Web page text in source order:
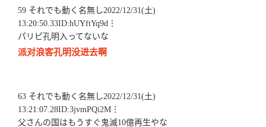
59 それでも動く名無し2022/12/31(土)
13:20:50.33ID:hUYftYq9d⋮
パリピ孔明入ってないな
派对浪客孔明没进去啊
63 それでも動く名無し2022/12/31(土)
13:21:07.28ID:3jvmPQi2M⋮
父さんの国はもうすぐ鬼滅10億再生やな